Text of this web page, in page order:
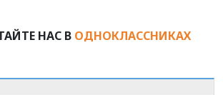
НАС В ОДНОКЛАССНИКАХ